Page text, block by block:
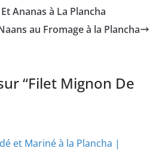
Ananas à La Plancha
au Fromage à la Plancha
“Filet Mignon De
et Mariné à la Plancha |